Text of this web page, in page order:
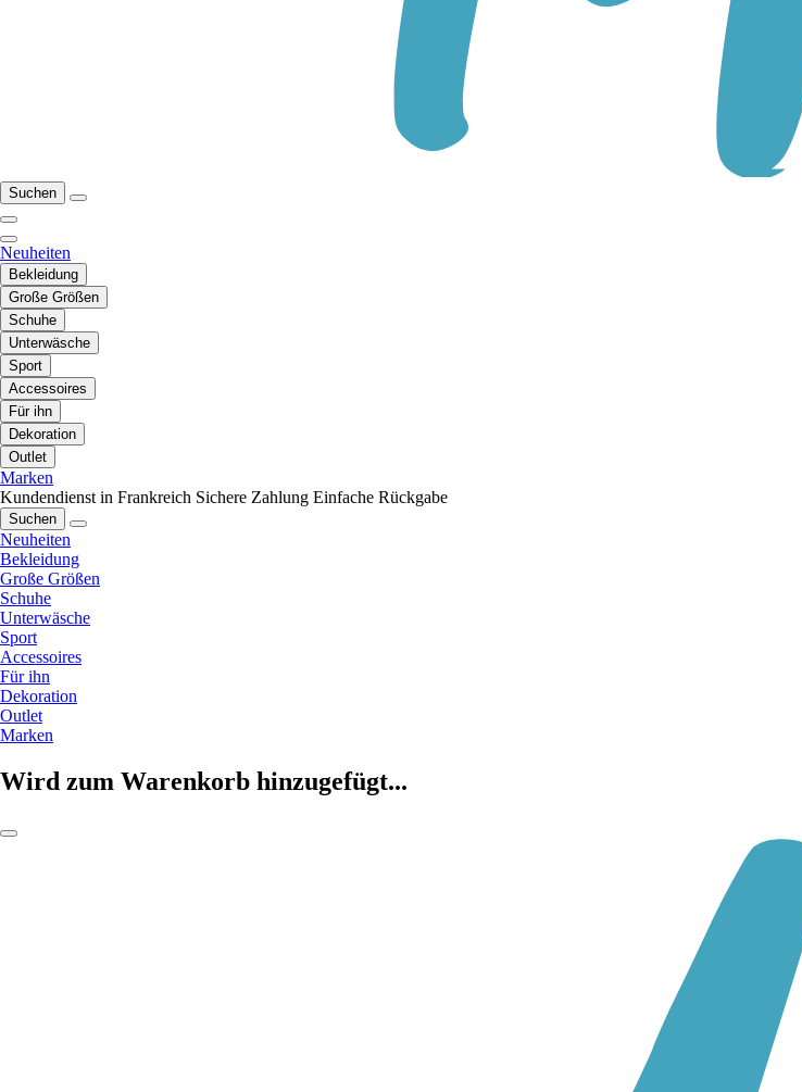
Suchen
Neuheiten
Bekleidung
Große Größen
Schuhe
Unterwäsche
Sport
Accessoires
Für ihn
Dekoration
Outlet
Marken
Kundendienst in Frankreich Sichere Zahlung Einfache Rückgabe
Suchen
Neuheiten
Bekleidung
Große Größen
Schuhe
Unterwäsche
Sport
Accessoires
Für ihn
Dekoration
Outlet
Marken
Wird zum Warenkorb hinzugefügt...